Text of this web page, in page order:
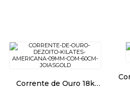
Corrente de Ouro 18k